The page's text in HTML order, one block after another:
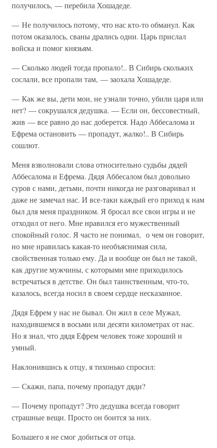
получилось, — перебила Хошадеде.
— Не получилось потому, что нас кто-то обманул. Как
потом оказалось, сваны дрались одни. Царь прислал
войска и помог князьям.
— Сколько людей тогда пропало!.. В Сибирь скольких
сослали, все пропали там, — заохала Хошадеде.
— Как же вы, дети мои, не узнали точно, убили царя или
нет? — сокрушался дедушка. — Если он, бессовестный,
жив — все равно до нас доберется. Надо Аббесалома и
Ефрема остановить — пропадут, жалко!.. В Сибирь
сошлют.
Меня взволновали слова относительно судьбы дядей
Аббесалома и Ефрема. Дядя Аббесалом был довольно
суров с нами, детьми, почти никогда не разговаривал и
даже не замечал нас. И все-таки каждый его приход к нам
был для меня праздником. Я бросал все свои игры и не
отходил от него. Мне нравился его мужественный
спокойный голос. Я часто не понимал, о чем он говорит,
но мне нравилась какая-то необъяснимая сила,
свойственная только ему. Да и вообще он был не такой,
как другие мужчины, с которыми мне приходилось
встречаться в детстве. Он был таинственным, что-то,
казалось, всегда носил в своем сердце несказанное.
Дядя Ефрем у нас не бывал. Он жил в селе Мужал,
находившемся в восьми или десяти километрах от нас.
Но я знал, что дядя Ефрем человек тоже хороший и
умный.
Наклонившись к отцу, я тихонько спросил:
— Скажи, папа, почему пропадут дяди?
— Почему пропадут? Это дедушка всегда говорит
страшные вещи. Просто он боится за них.
Большего я не смог добиться от отца.